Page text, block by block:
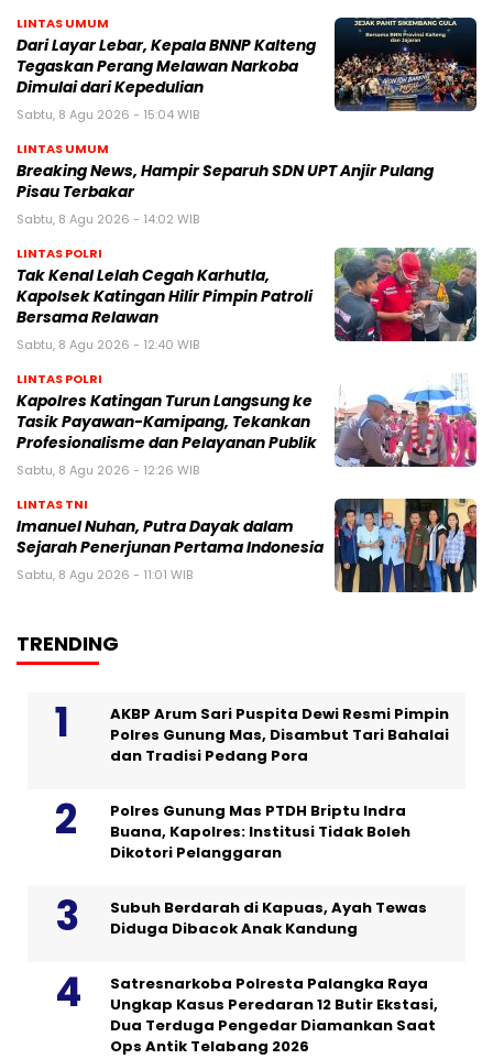
LINTAS UMUM
Dari Layar Lebar, Kepala BNNP Kalteng
Tegaskan Perang Melawan Narkoba
Dimulai dari Kepedulian
Sabtu, 8 Agu 2026 - 15:04 WIB
LINTAS UMUM
Breaking News, Hampir Separuh SDN UPT Anjir Pulang
Pisau Terbakar
Sabtu, 8 Agu 2026 - 14:02 WIB
LINTAS POLRI
Tak Kenal Lelah Cegah Karhutla,
Kapolsek Katingan Hilir Pimpin Patroli
Bersama Relawan
Sabtu, 8 Agu 2026 - 12:40 WIB
LINTAS POLRI
Kapolres Katingan Turun Langsung ke
Tasik Payawan-Kamipang, Tekankan
Profesionalisme dan Pelayanan Publik
Sabtu, 8 Agu 2026 - 12:26 WIB
LINTAS TNI
Imanuel Nuhan, Putra Dayak dalam
Sejarah Penerjunan Pertama Indonesia
Sabtu, 8 Agu 2026 - 11:01 WIB
TRENDING
AKBP Arum Sari Puspita Dewi Resmi Pimpin
Polres Gunung Mas, Disambut Tari Bahalai
dan Tradisi Pedang Pora
Polres Gunung Mas PTDH Briptu Indra
Buana, Kapolres: Institusi Tidak Boleh
Dikotori Pelanggaran
Subuh Berdarah di Kapuas, Ayah Tewas
Diduga Dibacok Anak Kandung
Satresnarkoba Polresta Palangka Raya
Ungkap Kasus Peredaran 12 Butir Ekstasi,
Dua Terduga Pengedar Diamankan Saat
Ops Antik Telabang 2026